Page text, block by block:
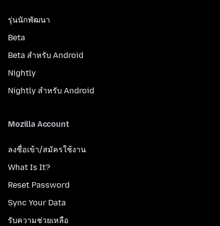
รุ่นนักพัฒนา
Beta
Beta สำหรับ Android
Nightly
Nightly สำหรับ Android
Mozilla Account
ลงชื่อเข้า/สมัครใช้งาน
What Is It?
Reset Password
Sync Your Data
รับความช่วยเหลือ